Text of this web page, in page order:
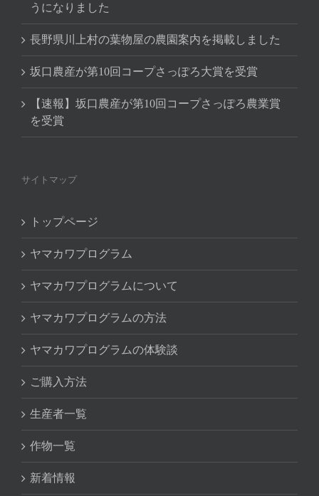
うになりました
長野県川上村の葉物屋の農園案内を掲載しました
坂口農産が第10回コープさっぽろ大賞を受賞
【速報】坂口農産が第10回コープさっぽろ農業賞
を受賞
サイトマップ
トップページ
ヤマカワプログラム
ヤマカワプログラムについて
ヤマカワプログラムの方法
ヤマカワプログラムの体験談
ご購入方法
生産者一覧
作物一覧
新着情報